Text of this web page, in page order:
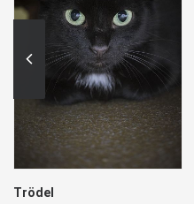
Trödel